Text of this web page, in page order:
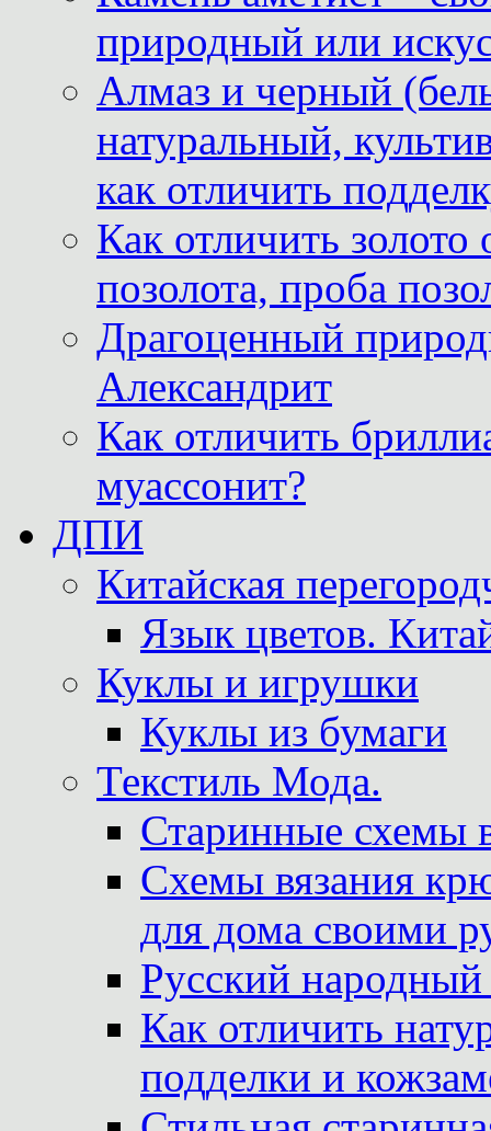
природный или
Алмаз и черный
натуральный,
как отличить
Как отличить
позолота, проба
Драгоценный
Александрит
Как отличить
муассонит?
ДПИ
Китайская
Язык цветов.
Куклы и игрушки
Куклы из бумаги
Текстиль Мода.
Старинные схемы
Схемы вязания
для дома своими
Русский
Как отличить
подделки и